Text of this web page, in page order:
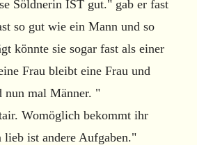
Söldnerin IST gut." gab er fast
so gut wie ein Mann und so
könnte sie sogar fast als einer
Frau bleibt eine Frau und
nun mal Männer. "
Womöglich bekommt ihr
lieb ist andere Aufgaben."